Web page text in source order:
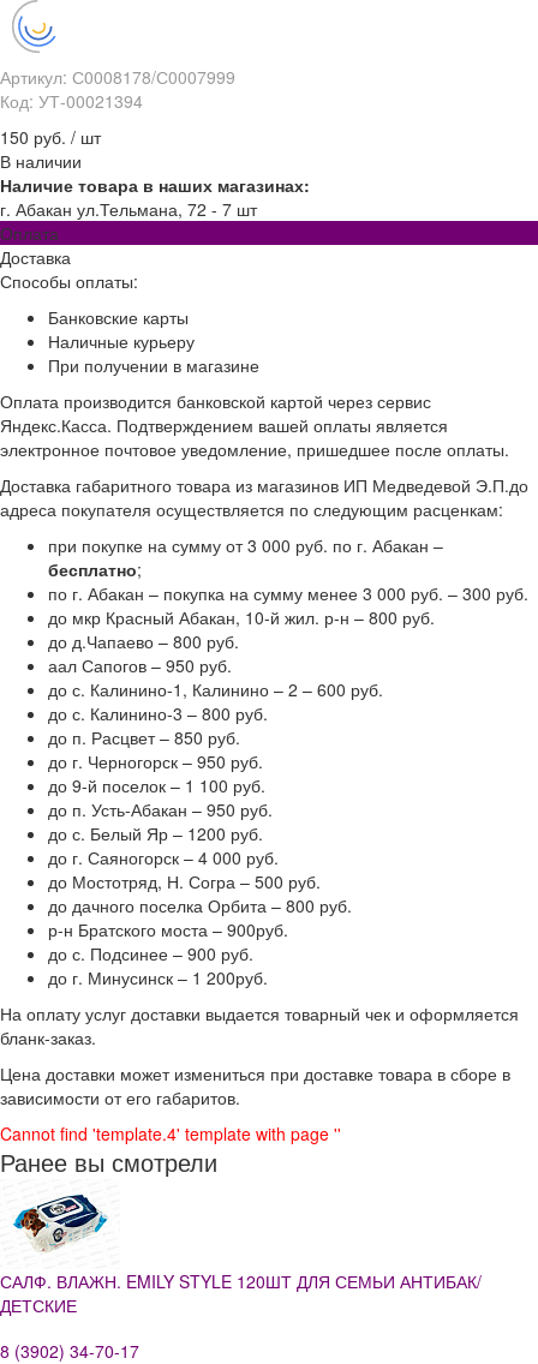
Артикул: С0008178/С0007999
Код: УТ-00021394
150 руб. / шт
В наличии
Наличие товара в наших магазинах:
г. Абакан ул.Тельмана, 72 - 7 шт
Оплата
Доставка
Способы оплаты:
Банковские карты
Наличные курьеру
При получении в магазине
Оплата производится банковской картой через сервис
Яндекс.Касса. Подтверждением вашей оплаты является
электронное почтовое уведомление, пришедшее после оплаты.
Доставка габаритного товара из магазинов ИП Медведевой Э.П.до
адреса покупателя осуществляется по следующим расценкам:
при покупке на сумму от 3 000 руб. по г. Абакан –
бесплатно;
по г. Абакан – покупка на сумму менее 3 000 руб. – 300 руб.
до мкр Красный Абакан, 10-й жил. р-н – 800 руб.
до д.Чапаево – 800 руб.
аал Сапогов – 950 руб.
до с. Калинино-1, Калинино – 2 – 600 руб.
до с. Калинино-3 – 800 руб.
до п. Расцвет – 850 руб.
до г. Черногорск – 950 руб.
до 9-й поселок – 1 100 руб.
до п. Усть-Абакан – 950 руб.
до с. Белый Яр – 1200 руб.
до г. Саяногорск – 4 000 руб.
до Мостотряд, Н. Согра – 500 руб.
до дачного поселка Орбита – 800 руб.
р-н Братского моста – 900руб.
до с. Подсинее – 900 руб.
до г. Минусинск – 1 200руб.
На оплату услуг доставки выдается товарный чек и оформляется
бланк-заказ.
Цена доставки может измениться при доставке товара в сборе в
зависимости от его габаритов.
Cannot find 'template.4' template with page ''
Ранее вы смотрели
САЛФ. ВЛАЖН. EMILY STYLE 120ШТ ДЛЯ СЕМЬИ АНТИБАК/
ДЕТСКИЕ
8 (3902) 34-70-17